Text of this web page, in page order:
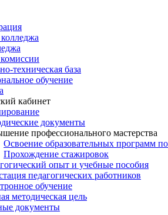
техническая база
обучение
кабинет
документы
профессионального мастерства
Освоение образовательных программ
Прохождение стажировок
опыт и учебные пособия
педагогических работников
обучение
методическая цель
документы